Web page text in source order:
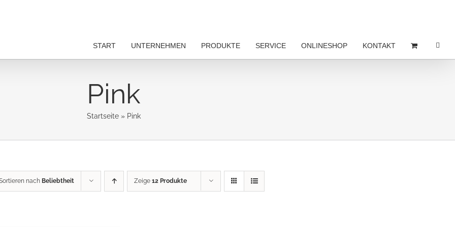
START UNTERNEHMEN PRODUKTE SERVICE ONLINESHOP KONTAKT
Pink
Startseite » Pink
nach Beliebtheit Zeige 12 Produkte